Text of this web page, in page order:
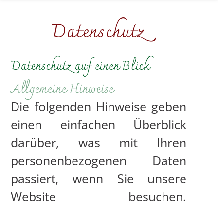
Datenschutz
Datenschutz auf einen Blick
Allgemeine Hinweise
Die folgenden Hinweise geben
einen einfachen Überblick
darüber, was mit Ihren
personenbezogenen Daten
passiert, wenn Sie unsere
Website besuchen.